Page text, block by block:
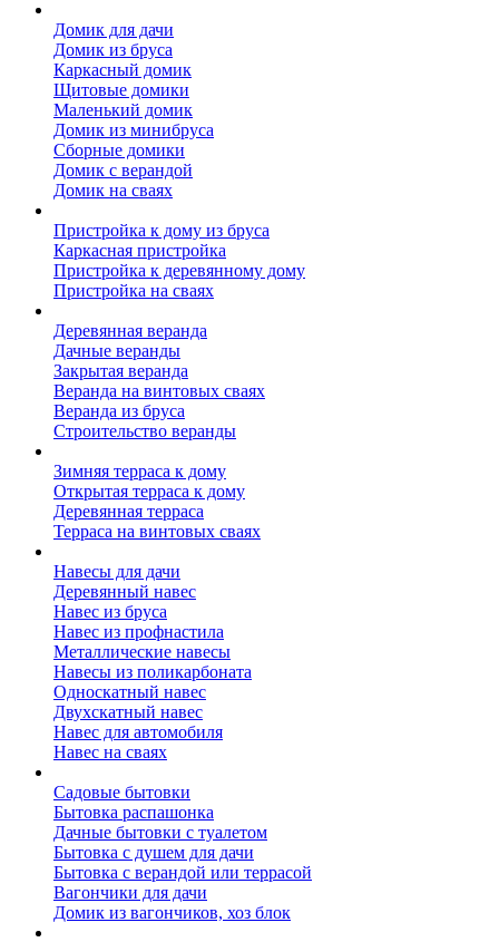
Домик для дачи
Домик из бруса
Каркасный домик
Щитовые домики
Маленький домик
Домик из минибруса
Сборные домики
Домик с верандой
Домик на сваях
Пристройка к дому из бруса
Каркасная пристройка
Пристройка к деревянному дому
Пристройка на сваях
Деревянная веранда
Дачные веранды
Закрытая веранда
Веранда на винтовых сваях
Веранда из бруса
Строительство веранды
Зимняя терраса к дому
Открытая терраса к дому
Деревянная терраса
Терраса на винтовых сваях
Навесы для дачи
Деревянный навес
Навес из бруса
Навес из профнастила
Металлические навесы
Навесы из поликарбоната
Односкатный навес
Двухскатный навес
Навес для автомобиля
Навес на сваях
Садовые бытовки
Бытовка распашонка
Дачные бытовки с туалетом
Бытовка с душем для дачи
Бытовка с верандой или террасой
Вагончики для дачи
Домик из вагончиков, хоз блок